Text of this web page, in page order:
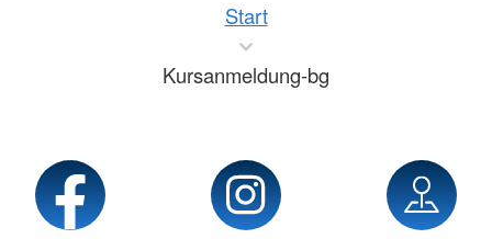
Start
Kursanmeldung-bg